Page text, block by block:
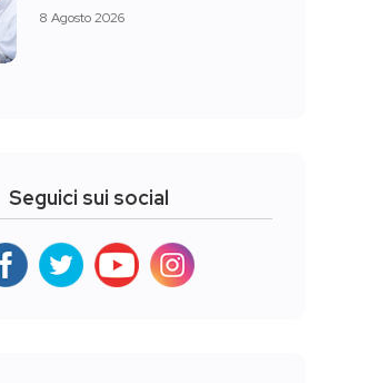
8 Agosto 2026
Seguici sui social